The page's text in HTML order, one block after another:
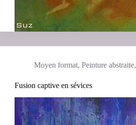
Moyen format, Peinture abstraite,
Fusion captive en sévices